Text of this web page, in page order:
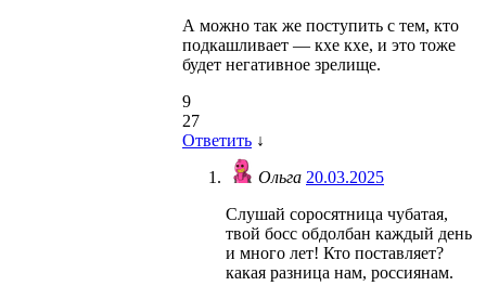
А можно так же поступить с тем, кто
подкашливает — кхе кхе, и это тоже
будет негативное зрелище.
9
27
Ответить ↓
Ольга 20.03.2025
Слушай соросятница чубатая,
твой босс обдолбан каждый день
и много лет! Кто поставляет?
какая разница нам, россиянам.